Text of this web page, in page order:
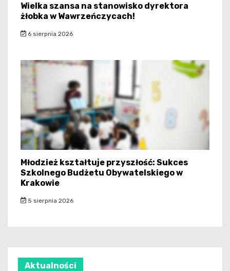
Wielka szansa na stanowisko dyrektora
żłobka w Wawrzeńczycach!
6 sierpnia 2026
Młodzież kształtuje przyszłość: Sukces
Szkolnego Budżetu Obywatelskiego w
Krakowie
5 sierpnia 2026
Aktualności